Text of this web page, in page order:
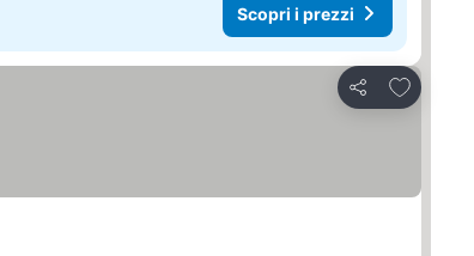
Scopri i prezzi
Condividi
Aggiungi